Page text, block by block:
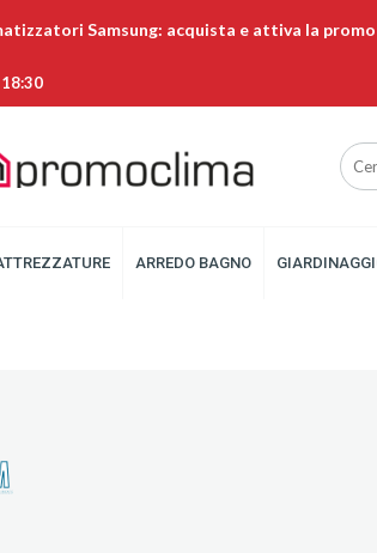
Samsung: acquista e attiva la
ARREDO BAGNO